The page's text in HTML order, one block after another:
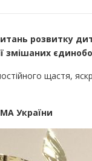
розвитку
змішаних
щастя,
України